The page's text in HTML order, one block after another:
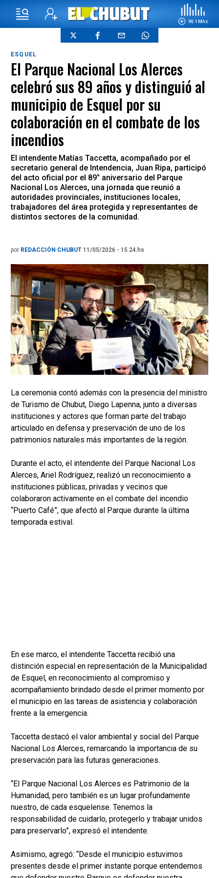
90.1 Mhz
ESQUEL
El Parque Nacional Los Alerces
celebró sus 89 años y distinguió al
municipio de Esquel por su
colaboración en el combate de los
incendios
El intendente Matías Taccetta, acompañado por el
secretario general de Intendencia, Juan Ripa, participó
del acto oficial por el 89° aniversario del Parque
Nacional Los Alerces, una jornada que reunió a
autoridades provinciales, instituciones locales,
trabajadores del área protegida y representantes de
distintos sectores de la comunidad.
por REDACCIÓN CHUBUT 11/05/2026 - 15.24.hs
La ceremonia contó además con la presencia del ministro
de Turismo de Chubut, Diego Lapenna, junto a diversas
instituciones y actores que forman parte del trabajo
articulado en defensa y preservación de uno de los
patrimonios naturales más importantes de la región.
Durante el acto, el intendente del Parque Nacional Los
Alerces, Ariel Rodríguez, realizó un reconocimiento a
instituciones públicas, privadas y vecinos que
colaboraron activamente en el combate del incendio
“Puerto Café”, que afectó al Parque durante la última
temporada estival.
En ese marco, el intendente Taccetta recibió una
distinción especial en representación de la Municipalidad
de Esquel, en reconocimiento al compromiso y
acompañamiento brindado desde el primer momento por
el municipio en las tareas de asistencia y colaboración
frente a la emergencia.
Taccetta destacó el valor ambiental y social del Parque
Nacional Los Alerces, remarcando la importancia de su
preservación para las futuras generaciones.
“El Parque Nacional Los Alerces es Patrimonio de la
Humanidad, pero también es un lugar profundamente
nuestro, de cada esquelense. Tenemos la
responsabilidad de cuidarlo, protegerlo y trabajar unidos
para preservarlo”, expresó el intendente.
Asimismo, agregó: “Desde el municipio estuvimos
presentes desde el primer instante porque entendemos